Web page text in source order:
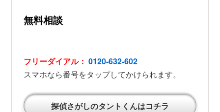
無料相談
フリーダイアル：0120-632-602
スマホなら番号をタップしてかけられます。
探偵さがしのタントくんはコチラ